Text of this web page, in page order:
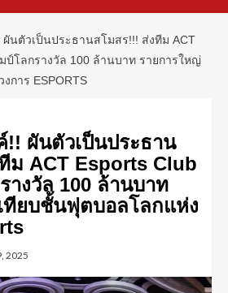
ผันตัวเป็นประธานสโมสร!!! ส่งทีม ACT
ป์โลกรางวัล 100 ล้านบาท รายการใหญ่
การ ESPORTS
!! ผันตัวเป็นประธาน
ม ACT Esports Club
างวัล 100 ล้านบาท
ทียบชั้นฟุตบอลโลกแห่ง
2025